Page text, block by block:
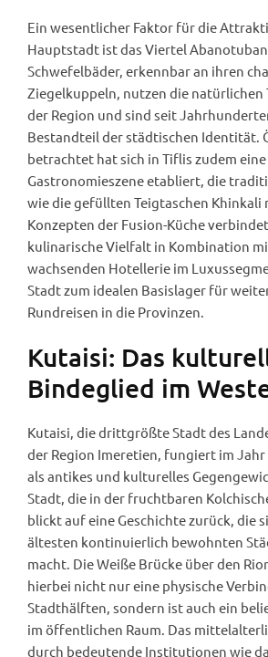
Ein wesentlicher Faktor für die
Hauptstadt ist das Viertel
Schwefelbäder, erkennbar an ihren
Ziegelkuppeln, nutzen die natürlichen
der Region und sind seit
Bestandteil der städtischen Identität.
betrachtet hat sich in Tiflis zudem
Gastronomieszene etabliert, die
wie die gefüllten Teigtaschen
Konzepten der Fusion-Küche
kulinarische Vielfalt in Kombination
wachsenden Hotellerie im
Stadt zum idealen Basislager für
Rundreisen in die Provinzen.
Kutaisi: Das
Bindeglied im
Kutaisi, die drittgrößte Stadt des
der Region Imeretien, fungiert im Jahr
als antikes und kulturelles
Stadt, die in der fruchtbaren
blickt auf eine Geschichte zurück, die
ältesten kontinuierlich bewohnten
macht. Die Weiße Brücke über den
hierbei nicht nur eine physische
Stadthälften, sondern ist auch ein
im öffentlichen Raum. Das
durch bedeutende Institutionen wie